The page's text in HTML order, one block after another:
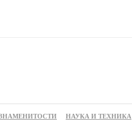
НАУКА И ТЕХНИКА